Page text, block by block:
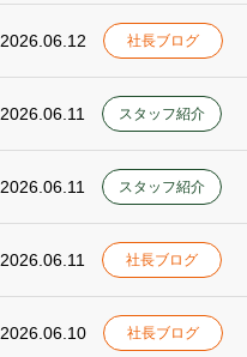
2026.06.12 社長ブログ
2026.06.11 スタッフ紹介
2026.06.11 スタッフ紹介
2026.06.11 社長ブログ
2026.06.10 社長ブログ